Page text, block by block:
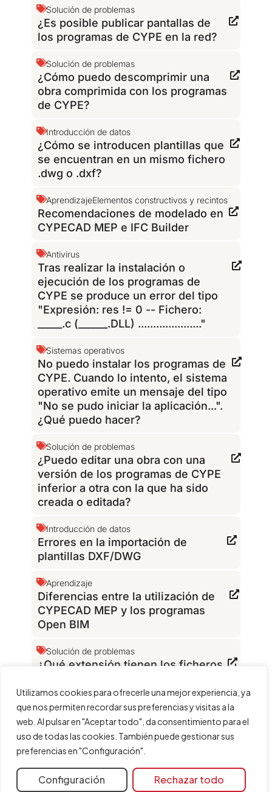
Utilizamos cookies para ofrecerle una mejor experiencia, ya
que nos permiten recordar sus preferencias y visitas a la
web. Al pulsar en "Aceptar todo", da consentimiento para el
uso de todas las cookies. También puede gestionar sus
preferencias en "Configuración".
Configuración
Rechazar todo
Solución de problemas
¿Es posible publicar pantallas de
los programas de CYPE en la red?
Solución de problemas
¿Cómo puedo descomprimir una
obra comprimida con los programas
de CYPE?
Introducción de datos
¿Cómo se introducen plantillas que
se encuentran en un mismo fichero
.dwg o .dxf?
AprendizajeElementos constructivos y recintos
Recomendaciones de modelado en
CYPECAD MEP e IFC Builder
Antivirus
Tras realizar la instalación o
ejecución de los programas de
CYPE se produce un error del tipo
"Expresión: res != 0 -- Fichero:
_____.c (______.DLL) ....................."
Sistemas operativos
No puedo instalar los programas de
CYPE. Cuando lo intento, el sistema
operativo emite un mensaje del tipo
"No se pudo iniciar la aplicación...".
¿Qué puedo hacer?
Solución de problemas
¿Puedo editar una obra con una
versión de los programas de CYPE
inferior a otra con la que ha sido
creada o editada?
Introducción de datos
Errores en la importación de
plantillas DXF/DWG
Aprendizaje
Diferencias entre la utilización de
CYPECAD MEP y los programas
Open BIM
Solución de problemas
¿Qué extensión tienen los ficheros
ConfiguraciónPlantillas DXF
La versión del fichero leído es
incorrecta